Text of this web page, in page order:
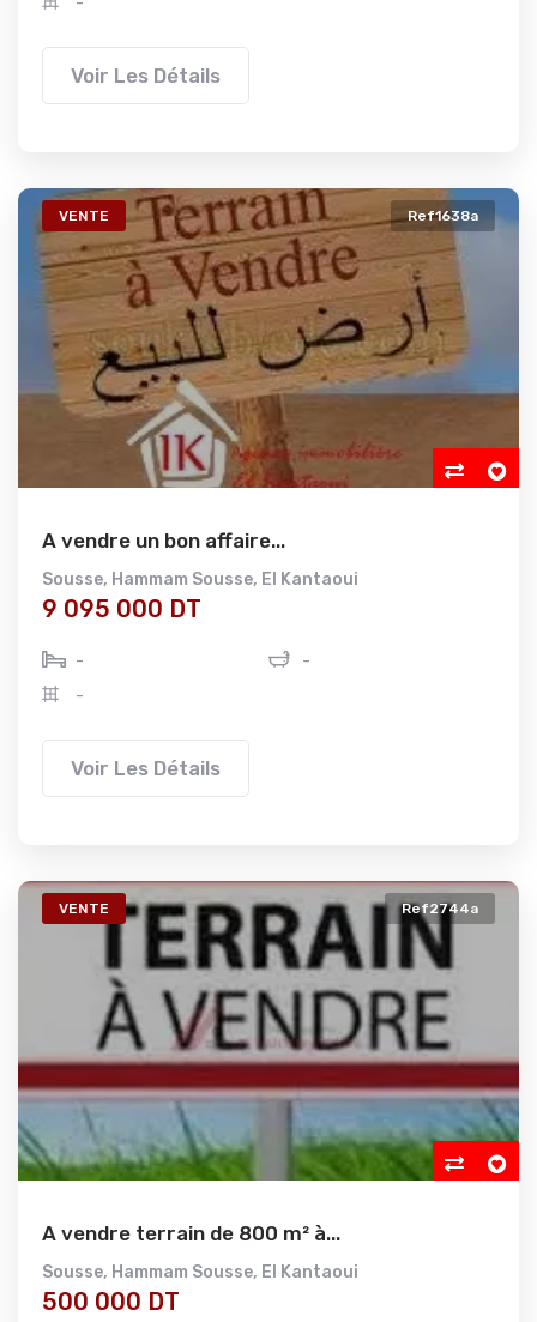
Voir Les Détails
VENTE Ref1638a
A vendre un bon affaire...
Sousse, Hammam Sousse, El Kantaoui
9 095 000 DT
-
-
-
Voir Les Détails
VENTE Ref2744a
A vendre terrain de 800 m² à...
Sousse, Hammam Sousse, El Kantaoui
500 000 DT